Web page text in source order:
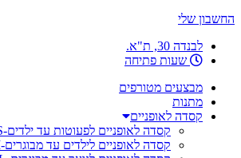
החשבון שלי
לבנדה 30, ת"א.
שעות פתיחה
מבצעים מטורפים
מתנות
קסדה לאופניים
קסדה לאופניים לפעוטות עד ילדים-S
קסדה לאופניים לילדים עד מבוגרים-M